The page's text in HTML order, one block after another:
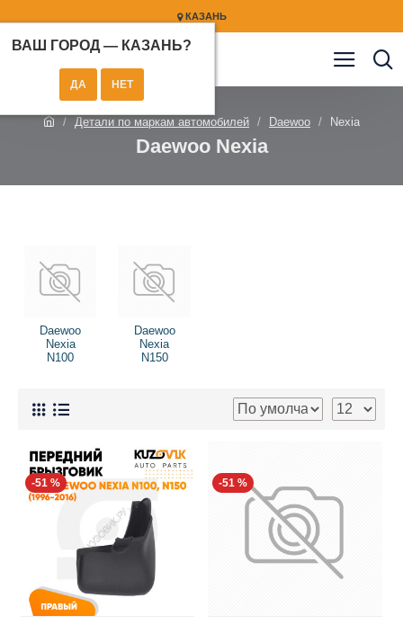
КАЗАНЬ
ВАШ ГОРОД — КАЗАНЬ?
Детали по маркам автомобилей Daewoo Nexia
Daewoo Nexia
Daewoo
Nexia
N100
Daewoo
Nexia
N150
-51 % -51 %